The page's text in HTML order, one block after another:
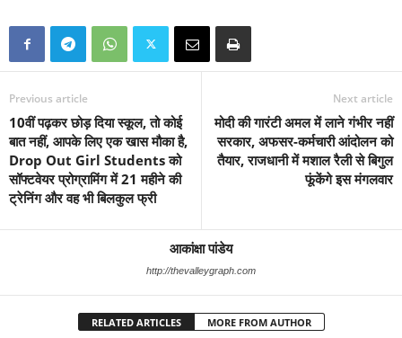
Previous article
10वीं पढ़कर छोड़ दिया स्कूल, तो कोई
बात नहीं, आपके लिए एक खास मौका है,
Drop Out Girl Students को
सॉफ्टवेयर प्रोग्रामिंग में 21 महीने की
ट्रेनिंग और वह भी बिलकुल फ्री
Next article
मोदी की गारंटी अमल में लाने गंभीर नहीं
सरकार, अफसर-कर्मचारी आंदोलन को
तैयार, राजधानी में मशाल रैली से बिगुल
फूंकेंगे इस मंगलवार
आकांक्षा पांडेय
http://thevalleygraph.com
RELATED ARTICLES MORE FROM AUTHOR